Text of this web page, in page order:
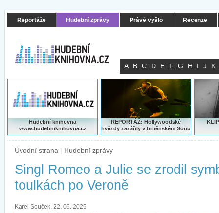
Reportáže Hudební zprávy Právě vyšlo Recenze
A B C D E F G H I J K
Hudební knihovna
www.hudebniknihovna.cz
REPORTÁŽ: Hollywoodské
hvězdy zazářily v brněnském Sonu
Úvodní strana | Hudební zprávy
Singl Romeo a Julie se zrodil
toulkách po Veroně
Karel Souček, 22. 06. 2025